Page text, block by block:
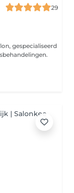
29
gespecialiseerd